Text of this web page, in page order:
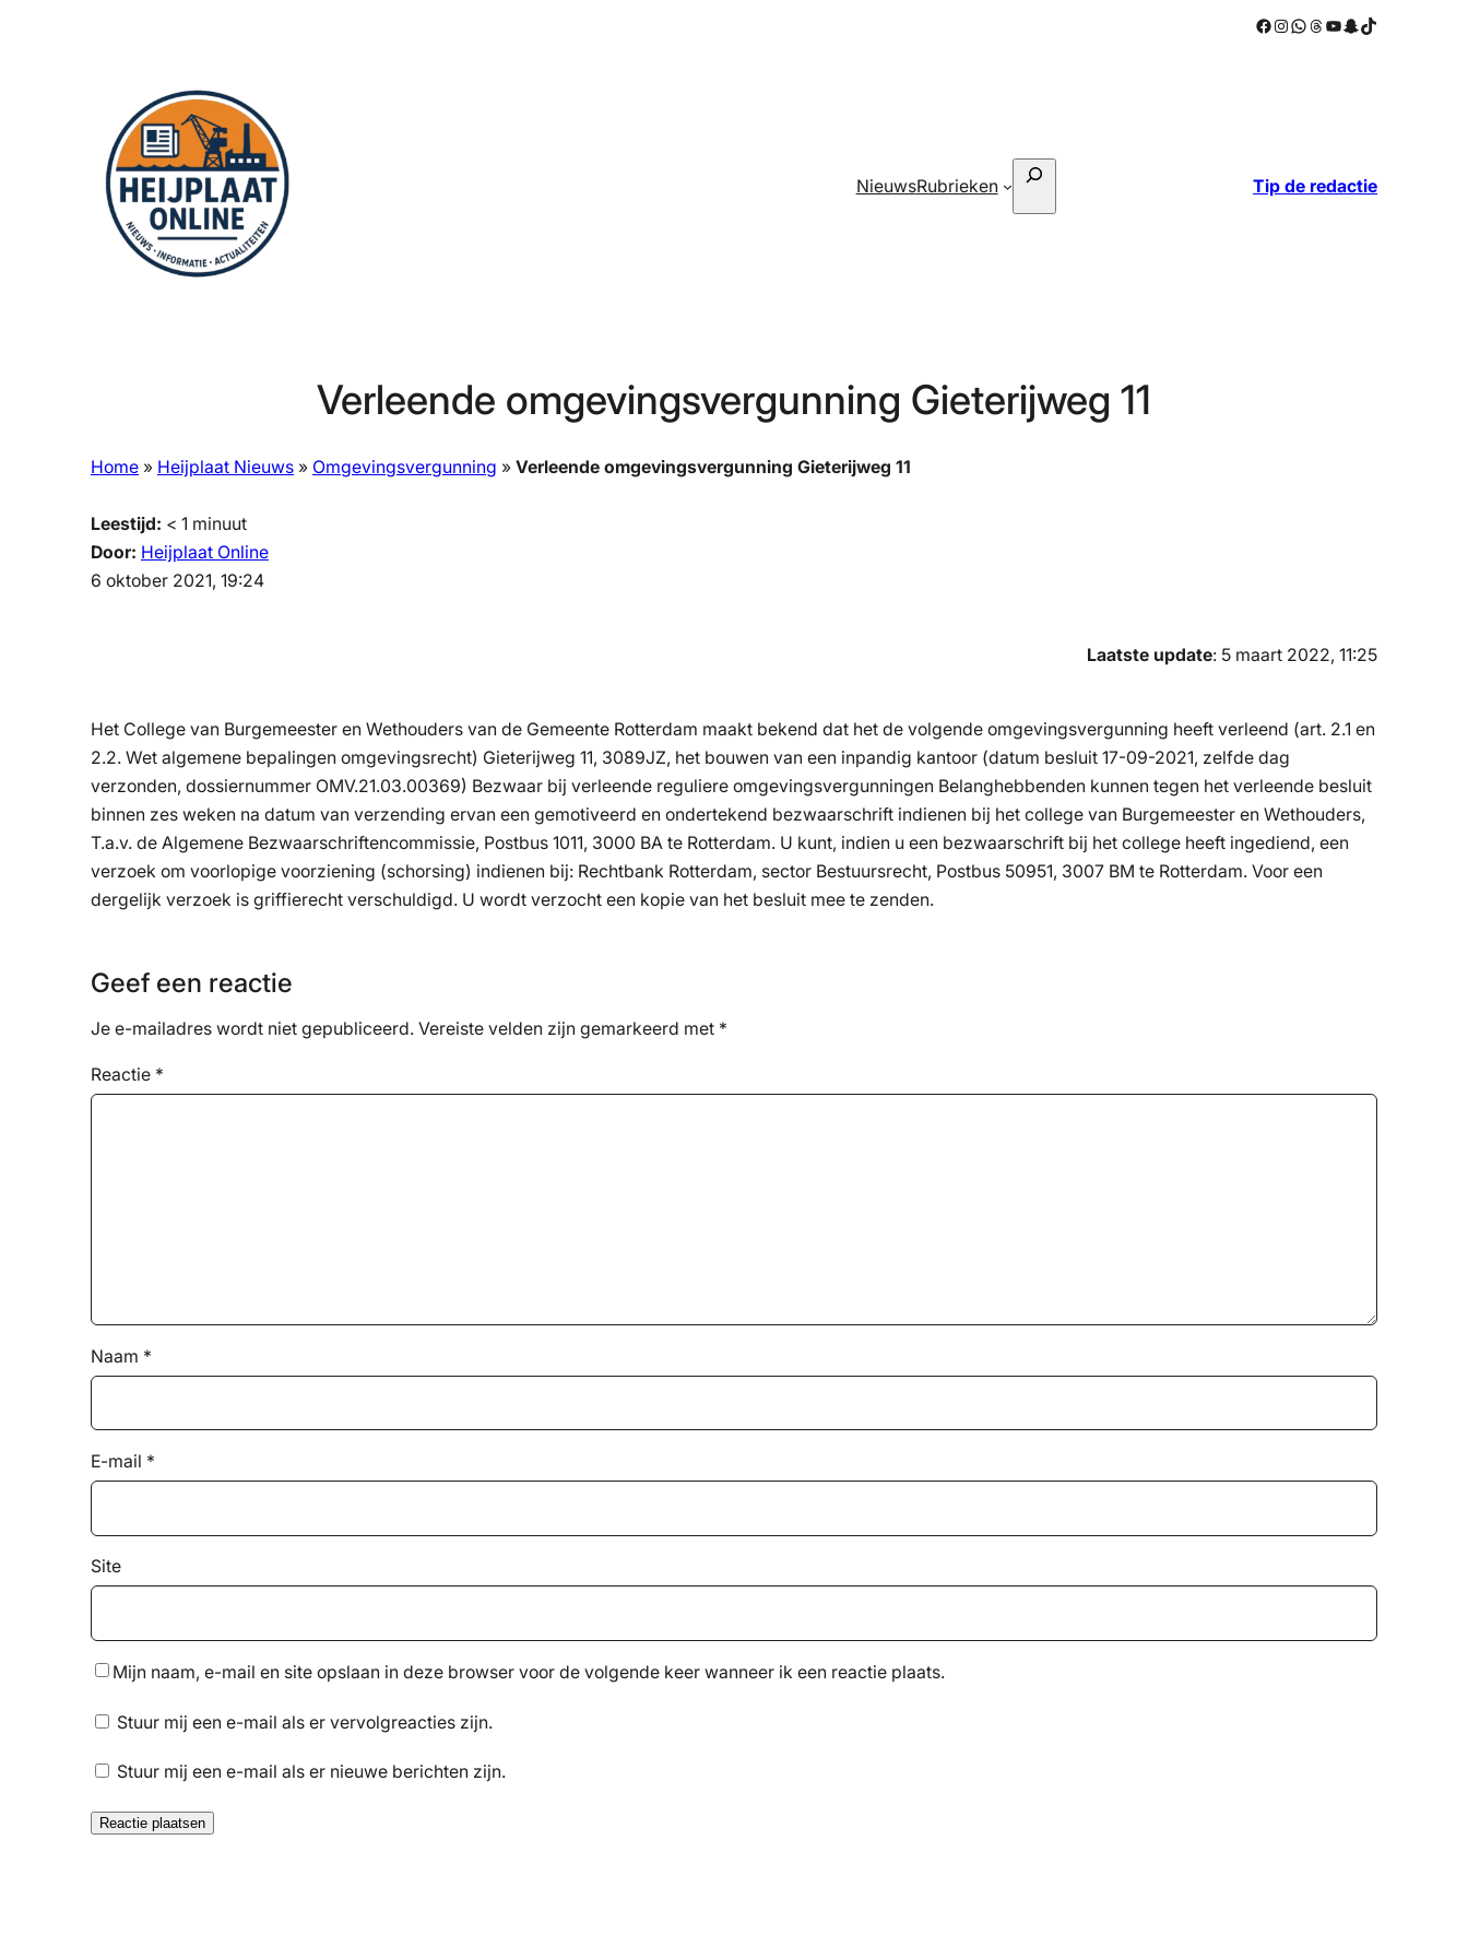
Facebook
Instagram
WhatsApp
Threads
YouTube
Snapchat
TikTok
NieuwsRubrieken
Zoeken
Tip de redactie
Verleende omgevingsvergunning Gieterijweg 11
Home » Heijplaat Nieuws » Omgevingsvergunning » Verleende omgevingsvergunning Gieterijweg 11
Leestijd: < 1 minuut
Door: Heijplaat Online
6 oktober 2021, 19:24
Laatste update: 5 maart 2022, 11:25
Het College van Burgemeester en Wethouders van de Gemeente Rotterdam maakt bekend dat het de volgende omgevingsvergunning heeft verleend (art. 2.1 en
2.2. Wet algemene bepalingen omgevingsrecht) Gieterijweg 11, 3089JZ, het bouwen van een inpandig kantoor (datum besluit 17-09-2021, zelfde dag
verzonden, dossiernummer OMV.21.03.00369) Bezwaar bij verleende reguliere omgevingsvergunningen Belanghebbenden kunnen tegen het verleende besluit
binnen zes weken na datum van verzending ervan een gemotiveerd en ondertekend bezwaarschrift indienen bij het college van Burgemeester en Wethouders,
T.a.v. de Algemene Bezwaarschriftencommissie, Postbus 1011, 3000 BA te Rotterdam. U kunt, indien u een bezwaarschrift bij het college heeft ingediend, een
verzoek om voorlopige voorziening (schorsing) indienen bij: Rechtbank Rotterdam, sector Bestuursrecht, Postbus 50951, 3007 BM te Rotterdam. Voor een
dergelijk verzoek is griffierecht verschuldigd. U wordt verzocht een kopie van het besluit mee te zenden.
Geef een reactie
Je e-mailadres wordt niet gepubliceerd. Vereiste velden zijn gemarkeerd met *
Reactie *
Naam *
E-mail *
Site
Mijn naam, e-mail en site opslaan in deze browser voor de volgende keer wanneer ik een reactie plaats.
Stuur mij een e-mail als er vervolgreacties zijn.
Stuur mij een e-mail als er nieuwe berichten zijn.